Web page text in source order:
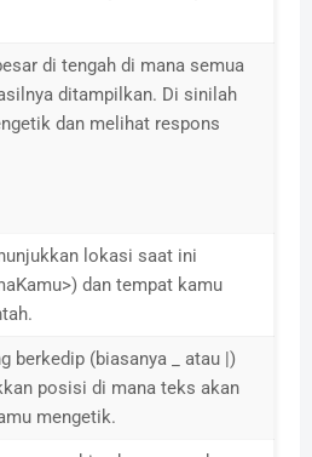
di tengah di mana semua
ditampilkan. Di sinilah
dan melihat respons
lokasi saat ini
dan tempat kamu
berkedip (biasanya _ atau |)
posisi di mana teks akan
mengetik.